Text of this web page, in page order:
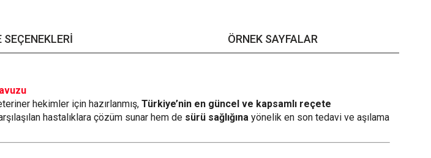
SEÇENEKLERI ÖRNEK SAYFALAR
hekimler için hazırlanmış, Türkiye’nin en güncel ve kapsamlı reçete
hastalıklara çözüm sunar hem de sürü sağlığına yönelik en son tedavi ve aşılama